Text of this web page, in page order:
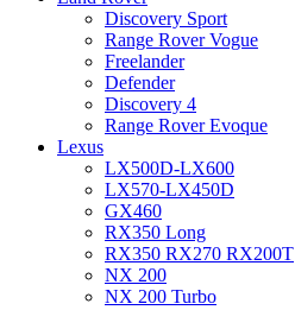
Discovery Sport
Range Rover Vogue
Freelander
Defender
Discovery 4
Range Rover Evoque
Lexus
LX500D-LX600
LX570-LX450D
GX460
RX350 Long
RX350 RX270 RX200T
NX 200
NX 200 Turbo